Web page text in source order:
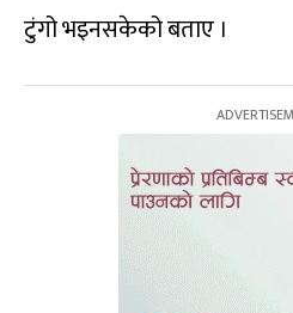
टुंगो भइनसकेको बताए ।